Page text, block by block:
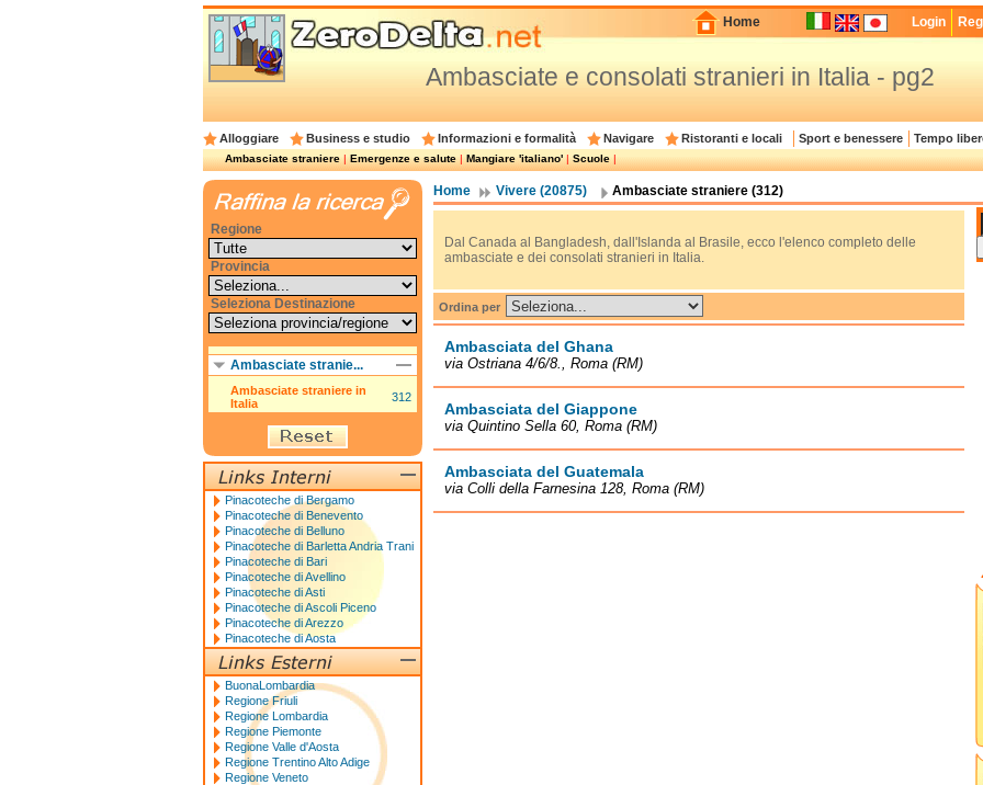
Home Login
Ambasciate e consolati stranieri in Italia - pg2
Alloggiare Business e studio Informazioni e formalità Navigare Ristoranti e locali Sport e benessere Tempo
Ambasciate straniere|Emergenze e salute|Mangiare 'italiano'|Scuole|
Home Vivere (20875) Ambasciate straniere (312)
Dal Canada al Bangladesh, dall'Islanda al Brasile, ecco l'elenco completo delle
ambasciate e dei consolati stranieri in Italia.
Ordina per
Ambasciata del Ghana
via Ostriana 4/6/8., Roma (RM)
Ambasciata del Giappone
via Quintino Sella 60, Roma (RM)
Ambasciata del Guatemala
via Colli della Farnesina 128, Roma (RM)
Regione
Provincia
Seleziona Destinazione
Ambasciate stranie...
Ambasciate straniere in
Italia
312
Pinacoteche di Bergamo
Pinacoteche di Benevento
Pinacoteche di Belluno
Pinacoteche di Barletta Andria Trani
Pinacoteche di Bari
Pinacoteche di Avellino
Pinacoteche di Asti
Pinacoteche di Ascoli Piceno
Pinacoteche di Arezzo
Pinacoteche di Aosta
BuonaLombardia
Regione Friuli
Regione Lombardia
Regione Piemonte
Regione Valle d'Aosta
Regione Trentino Alto Adige
Regione Veneto